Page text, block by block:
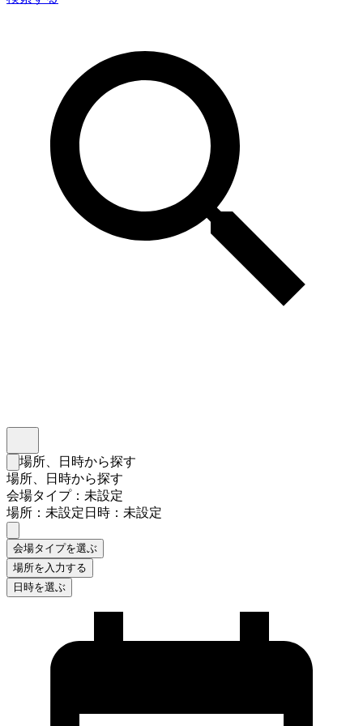
検索フォームを閉じる
場所、日時から探す
場所、日時から探す
会場タイプ：未設定
場所：未設定日時：未設定
会場タイプを選ぶ
場所を入力する
日時を選ぶ